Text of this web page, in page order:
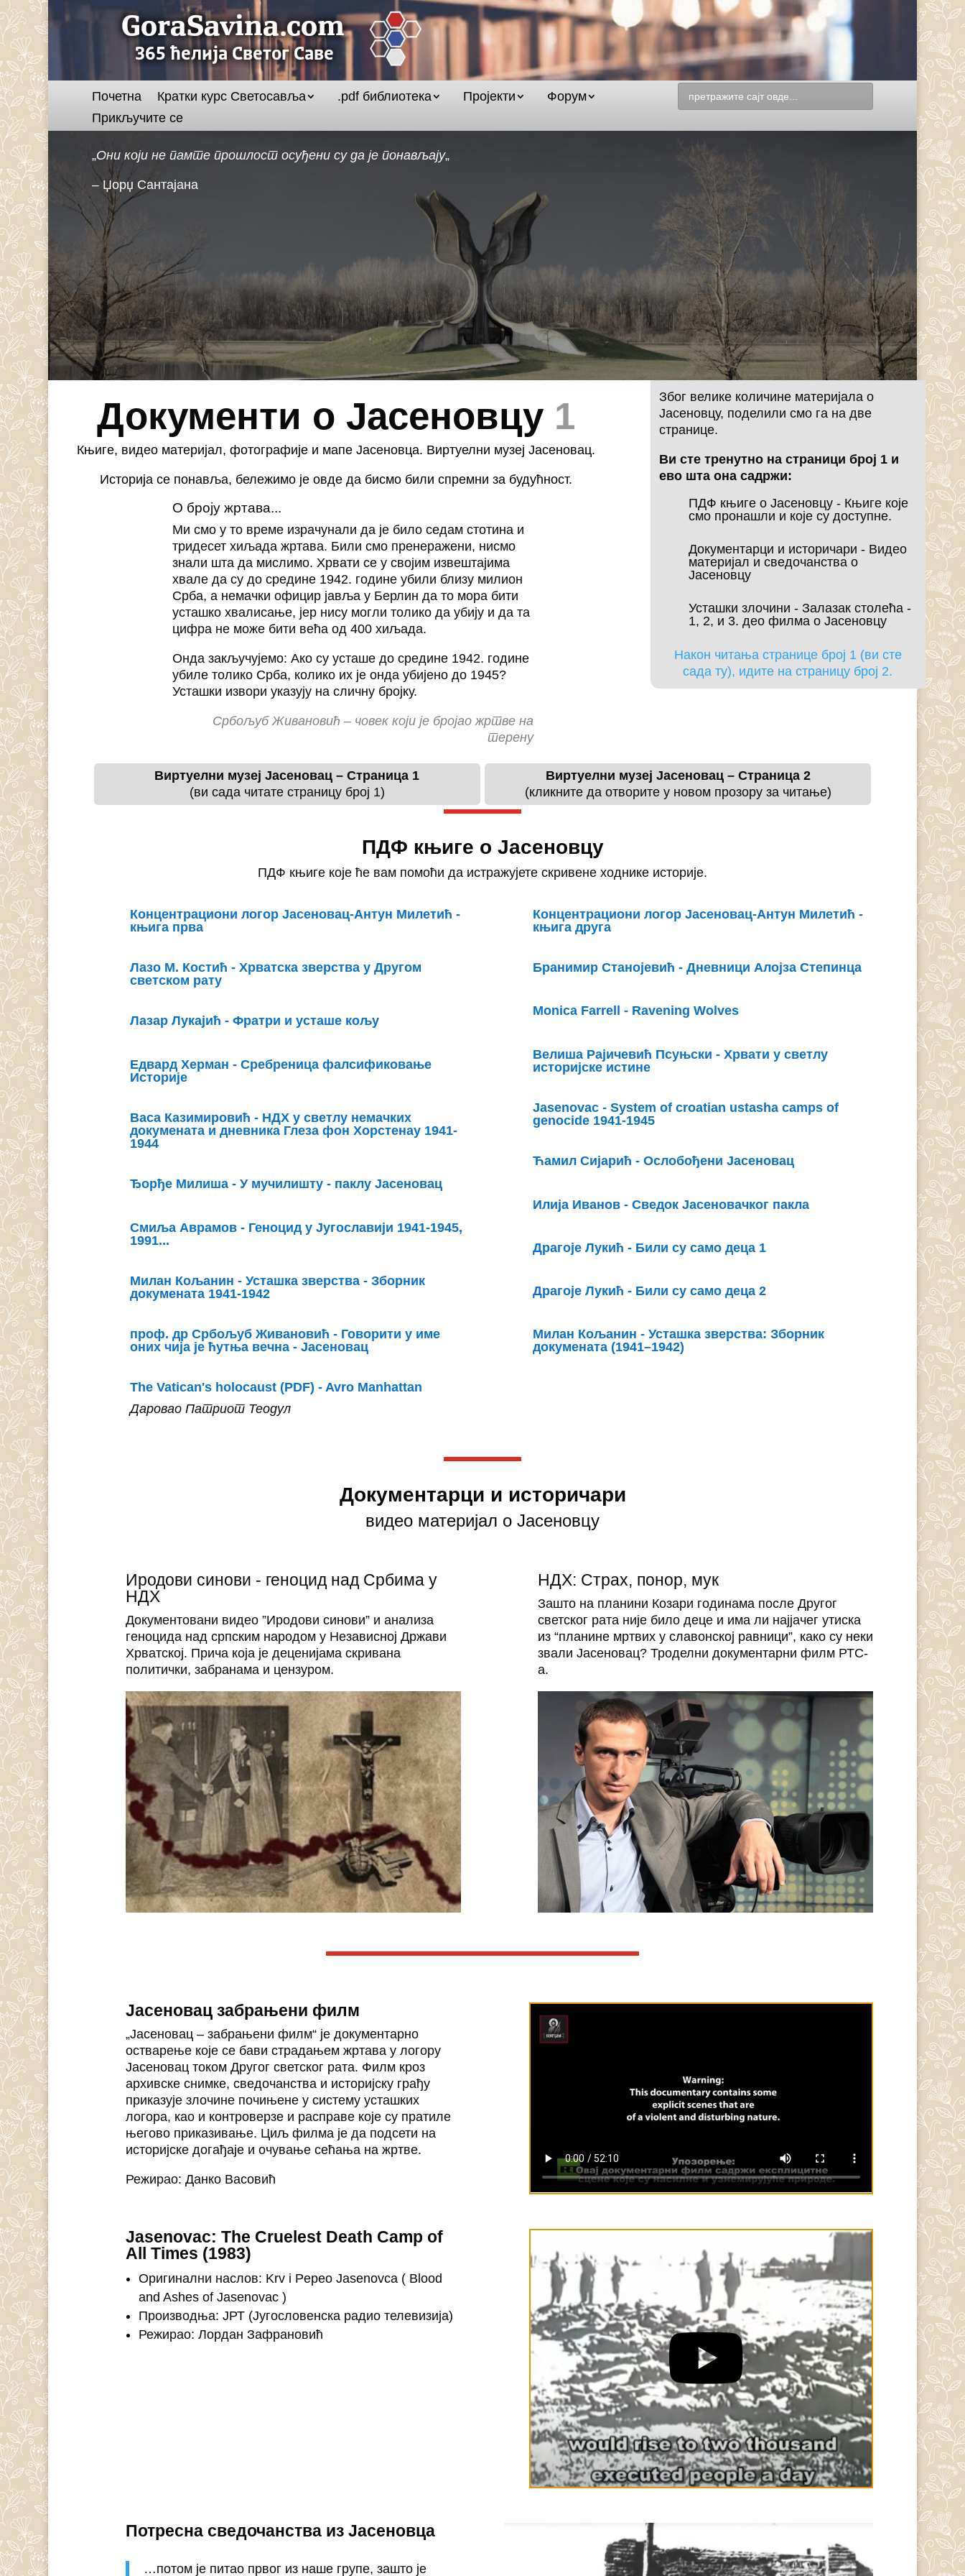
Почетна Кратки курс Светосавља .pdf библиотека Пројекти
Форум
Прикључите се
„Они који не памте прошлост осуђени су да је понављају„
– Џорџ Сантајана
Документи о Јасеновцу 1
Књиге, видео материјал, фотографије и мапе Јасеновца. Виртуелни музеј Јасеновац.
Историја се понавља, бележимо је овде да бисмо били спремни за будућност.
О броју жртава...
Ми смо у то време израчунали да је било седам стотина и
тридесет хиљада жртава. Били смо пренеражени, нисмо
знали шта да мислимо. Хрвати се у својим извештајима
хвале да су до средине 1942. године убили близу милион
Срба, а немачки официр јавља у Берлин да то мора бити
усташко хвалисање, јер нису могли толико да убију и да та
цифра не може бити већа од 400 хиљада.
Онда закључујемо: Ако су усташе до средине 1942. године
убиле толико Срба, колико их је онда убијено до 1945?
Усташки извори указују на сличну бројку.
Србољуб Живановић – човек који је бројао жртве на
терену
Због велике количине материјала о
Јасеновцу, поделили смо га на две
странице.
Ви сте тренутно на страници број 1 и
ево шта она садржи:
ПДФ књиге о Јасеновцу - Књиге које
смо пронашли и које су доступне.
Документарци и историчари - Видео
материјал и сведочанства о
Јасеновцу
Усташки злочини - Залазак столећа -
1, 2, и 3. део филма о Јасеновцу
Након читања странице број 1 (ви сте
сада ту), идите на страницу број 2.
Виртуелни музеј Јасеновац – Страница 1
(ви сада читате страницу број 1)
Виртуелни музеј Јасеновац – Страница 2
(кликните да отворите у новом прозору за читање)
ПДФ књиге о Јасеновцу
ПДФ књиге које ће вам помоћи да истражујете скривене ходнике историје.
Концентрациони логор Јасеновац-Антун Милетић -
књига прва
Лазо М. Костић - Хрватска зверства у Другом
светском рату
Лазар Лукајић - Фратри и усташе кољу
Едвард Херман - Сребреница фалсификовање
Историје
Васа Казимировић - НДХ у светлу немачких
докумената и дневника Глеза фон Хорстенау 1941-
1944
Ђорђе Милиша - У мучилишту - паклу Јасеновац
Смиља Аврамов - Геноцид у Југославији 1941-1945,
1991...
Милан Кољанин - Усташка зверства - Зборник
докумената 1941-1942
проф. др Србољуб Живановић - Говорити у име
оних чија је ћутња вечна - Јасеновац
The Vatican's holocaust (PDF) - Avro Manhattan
Даровао Патриот Теодул
Концентрациони логор Јасеновац-Антун Милетић -
књига друга
Бранимир Станојевић - Дневници Алојза Степинца
Monica Farrell - Ravening Wolves
Велиша Рајичевић Псуњски - Хрвати у светлу
историјске истине
Jasenovac - System of croatian ustasha camps of
genocide 1941-1945
Ћамил Сијарић - Ослобођени Јасеновац
Илија Иванов - Сведок Јасеновачког пакла
Драгоје Лукић - Били су само деца 1
Драгоје Лукић - Били су само деца 2
Милан Кољанин - Усташка зверства: Зборник
докумената (1941–1942)
Документарци и историчари
видео материјал о Јасеновцу
Иродови синови - геноцид над Србима у
НДХ
Документовани видео ”Иродови синови” и анализа
геноцида над српским народом у Независној Држави
Хрватској. Прича која је деценијама скривана
политички, забранама и цензуром.
НДХ: Страх, понор, мук
Зашто на планини Козари годинама после Другог
светског рата није било деце и има ли најјачег утиска
из “планине мртвих у славонској равници”, како су неки
звали Јасеновац? Троделни документарни филм РТС-
а.
Јасеновац забрањени филм
„Јасеновац – забрањени филм“ је документарно
остварење које се бави страдањем жртава у логору
Јасеновац током Другог светског рата. Филм кроз
архивске снимке, сведочанства и историјску грађу
приказује злочине почињене у систему усташких
логора, као и контроверзе и расправе које су пратиле
његово приказивање. Циљ филма је да подсети на
историјске догађаје и очување сећања на жртве.
Режирао: Данко Васовић
Jasenovac: The Cruelest Death Camp of
All Times (1983)
Оригинални наслов: Krv i Pepeo Jasenovca ( Blood
and Ashes of Jasenovac )
Производња: ЈРТ (Југословенска радио телевизија)
Режирао: Лордан Зафрановић
Потресна сведочанства из Јасеновца
…потом је питао првог из наше групе, зашто је